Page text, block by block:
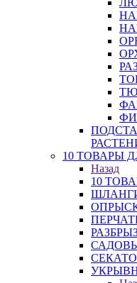
10 ТОВАРЫ
Назад
10